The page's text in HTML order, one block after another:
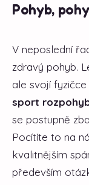
Pohyb,
V neposlední
zdravý pohyb.
ale svojí
sport
se postupně
Pocítíte to na
kvalitnějším
především